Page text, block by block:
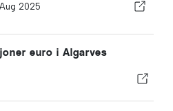
2025
euro i Algarves